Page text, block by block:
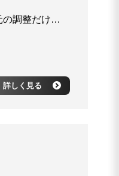
長年、足の痛みと歩くときの違和感に悩んでいました。 距骨サロンでは、足元の調整だけでなく全身のバランスを見ながら丁寧に施術してくださり、毎回体が軽くなるのを感じています。 歩き方のクセや靴の選び方まで教えていただき、日常生活での意識も変わりました。 今では友人とのお出かけも苦にならず、笑顔で歩けるようになりました。 本当に感謝しています。
詳しく見る